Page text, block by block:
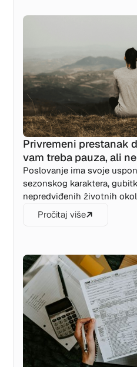
Privremeni prestanak
vam treba pauza, ali
Poslovanje ima svoje
sezonskog karaktera,
nepredviđenih životnih
mora značiti i kraj. Zakon o
preduzetnicima RS nudi
biznis za bolje dane bez
Pročitaj više